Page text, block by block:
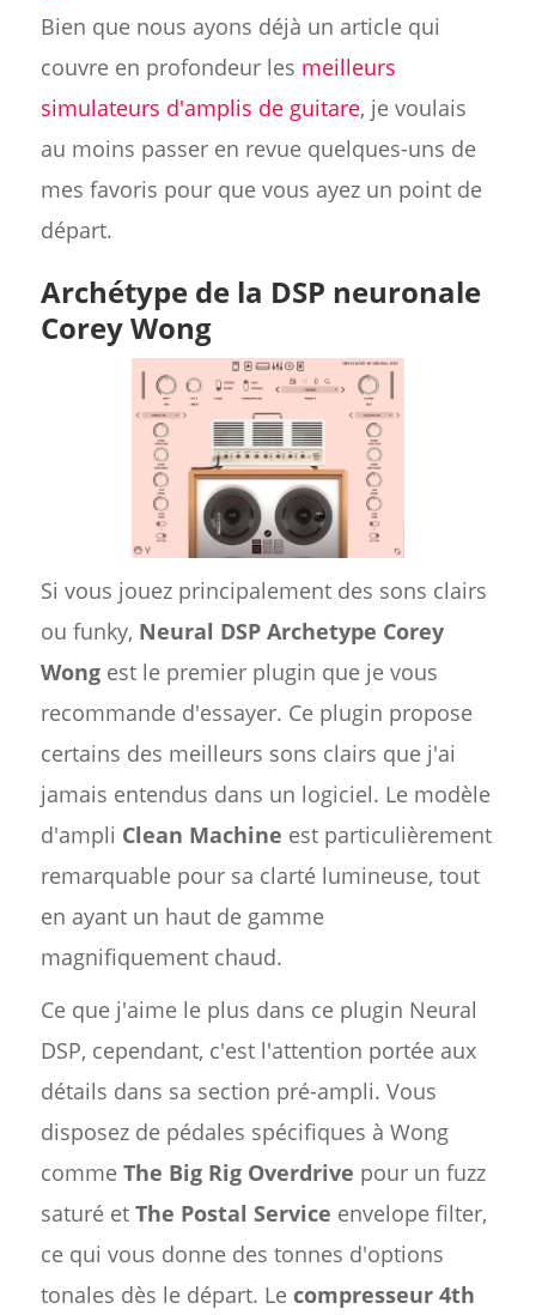
Bien que nous ayons déjà un article qui
couvre en profondeur les meilleurs
simulateurs d'amplis de guitare, je voulais
au moins passer en revue quelques-uns de
mes favoris pour que vous ayez un point de
départ.
Archétype de la DSP neuronale
Corey Wong
Si vous jouez principalement des sons clairs
ou funky, Neural DSP Archetype Corey
Wongest le premier plugin que je vous
recommande d'essayer. Ce plugin propose
certains des meilleurs sons clairs que j'ai
jamais entendus dans un logiciel. Le modèle
d'ampli Clean Machine est particulièrement
remarquable pour sa clarté lumineuse, tout
en ayant un haut de gamme
magnifiquement chaud.
Ce que j'aime le plus dans ce plugin Neural
DSP, cependant, c'est l'attention portée aux
détails dans sa section pré-ampli. Vous
disposez de pédales spécifiques à Wong
comme The Big Rig Overdrive pour un fuzz
saturé et The Postal Service envelope filter,
ce qui vous donne des tonnes d'options
tonales dès le départ. Le compresseur 4th